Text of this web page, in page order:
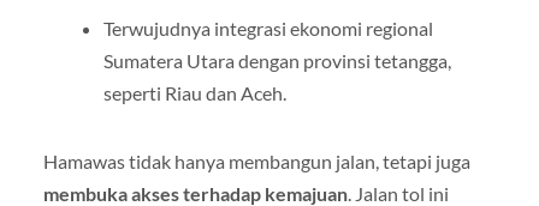
Terwujudnya integrasi ekonomi regional
Sumatera Utara dengan provinsi tetangga,
seperti Riau dan Aceh.
Hamawas tidak hanya membangun jalan, tetapi juga
membuka akses terhadap kemajuan. Jalan tol ini